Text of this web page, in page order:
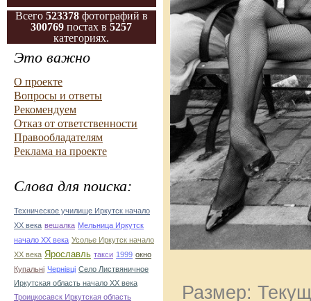
Всего 523378 фотографий в
300769 постах в5257
категориях.
Это важно
О проекте
Вопросы и ответы
Рекомендуем
Отказ от ответственности
Правообладателям
Реклама на проекте
Слова для поиска:
Техническое училище Иркутск начало
ХХ века вешалка Мельница Иркутск
начало ХХ века Усолье Иркутск начало
ХХ века Ярославль такси 1999 окно
Купальні Чернівці Село Листвяничное
Иркутская область начало ХХ века
Троицкосавск Иркутская область
Размер: